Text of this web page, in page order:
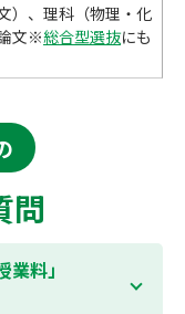
）、理科（物理・化
文※総合型選抜にも
問
料」